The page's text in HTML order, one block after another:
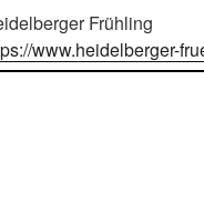
Frühling
www.heidelberger-